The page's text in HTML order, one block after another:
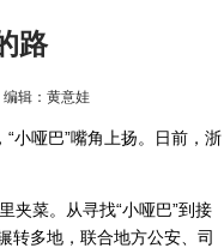
路
辑：黄意娃
小哑巴”嘴角上扬。日前，浙
夹菜。从寻找“小哑巴”到接
转多地，联合地方公安、司